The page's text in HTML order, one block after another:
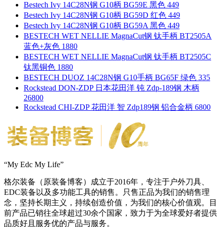
Bestech Ivy 14C28N钢 G10柄 BG59E 黑色 449
Bestech Ivy 14C28N钢 G10柄 BG59D 红色 449
Bestech Ivy 14C28N钢 G10柄 BG59A 黑色 449
BESTECH WET NELLIE MagnaCut钢 钛手柄 BT2505A
蓝色+灰色 1880
BESTECH WET NELLIE MagnaCut钢 钛手柄 BT2505C
钛黑铜色 1880
BESTECH DUOZ 14C28N钢 G10手柄 BG65F 绿色 335
Rockstead DON-ZDP 日本花田洋 钝 Zdp-189钢 木柄
26800
Rockstead CHI-ZDP 花田洋 智 Zdp189钢 铝合金柄 6800
“My Edc My Life”
格尔装备（原装备博客）成立于2016年，专注于户外刀具、
EDC装备以及多功能工具的销售。只售正品为我们的销售理
念，坚持长期主义，持续创造价值，为我们的核心价值观。目
前产品已销往全球超过30余个国家，致力于为全球爱好者提供
品质好且服务优的产品与服务。